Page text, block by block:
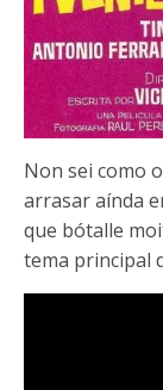
Non sei como
arrasar aínda
que bótalle
tema principal